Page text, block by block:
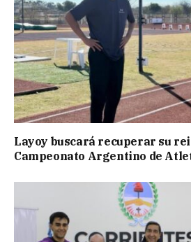
Layoy buscará recuperar su
Campeonato Argentino de